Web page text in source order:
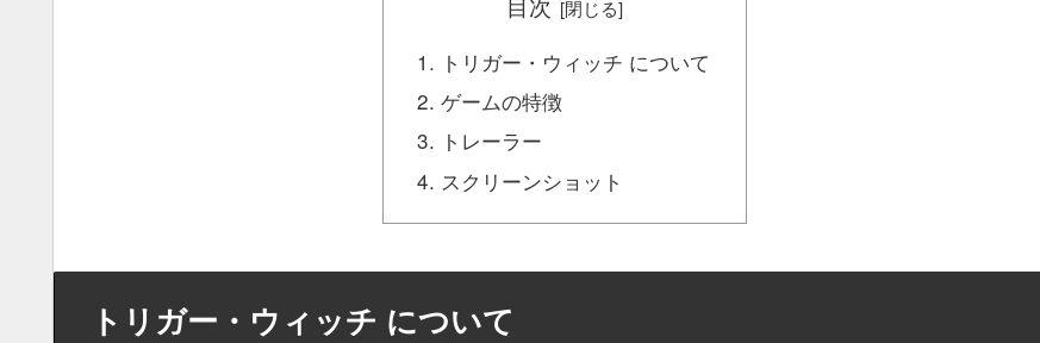
トリガー・ウィッチ について
ゲームの特徴
トレーラー
スクリーンショット
トリガー・ウィッチ について